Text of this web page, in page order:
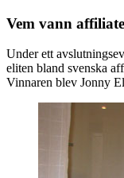
Vem vann
Under ett
eliten bland svenska
Vinnaren blev Jonny